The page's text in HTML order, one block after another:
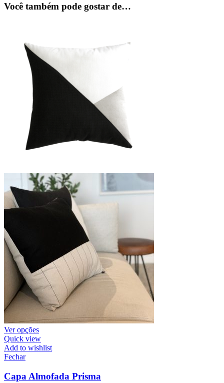
Você também pode gostar de…
Ver opções
Quick view
Add to wishlist
Fechar
Capa Almofada Prisma